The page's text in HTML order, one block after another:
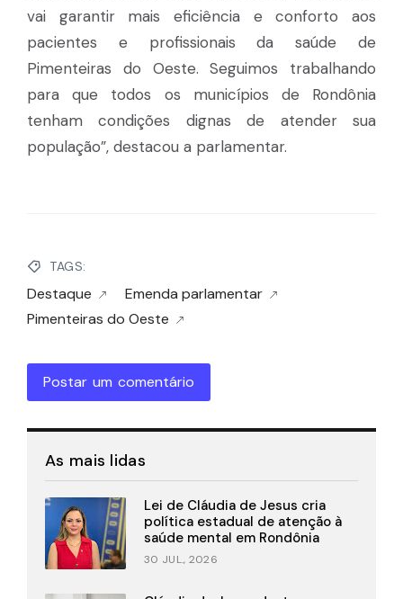
vai garantir mais eficiência e conforto aos
pacientes e profissionais da saúde de
Pimenteiras do Oeste. Seguimos trabalhando
para que todos os municípios de Rondônia
tenham condições dignas de atender sua
população”, destacou a parlamentar.
TAGS:
Destaque
Emenda parlamentar
Pimenteiras do Oeste
Postar um comentário
As mais lidas
Lei de Cláudia de Jesus cria
política estadual de atenção à
saúde mental em Rondônia
30 JUL., 2026